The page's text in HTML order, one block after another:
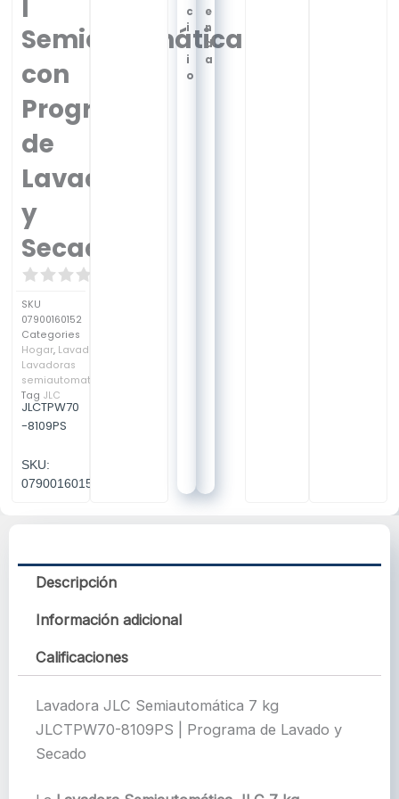
Semiautomática
con
Programa
de
Lavado
y
Secado
SKU
07900160152
Categories
Hogar, Lavado
Lavadoras
semiautomaticas
Tag JLC
JLCTPW70
-8109PS
SKU:
07900160152
c
i
i
o
e
n
d
a
Descripción
Información adicional
Calificaciones
Lavadora JLC Semiautomática 7 kg
JLCTPW70-8109PS | Programa de Lavado y
Secado